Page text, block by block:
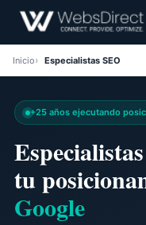
Inicio Especialistas SEO
+25 años ejecutando
tu
Google